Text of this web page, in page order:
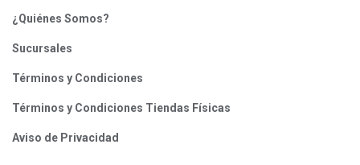
¿Quiénes Somos?
Sucursales
Términos y Condiciones
Términos y Condiciones Tiendas Físicas
Aviso de Privacidad